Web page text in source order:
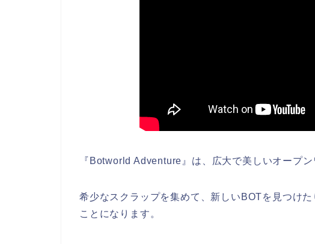
『Botworld Adventure』 は、広大で美しいオープ
希少なスクラップを集めて、新しいBOTを見つけ
ことになります。